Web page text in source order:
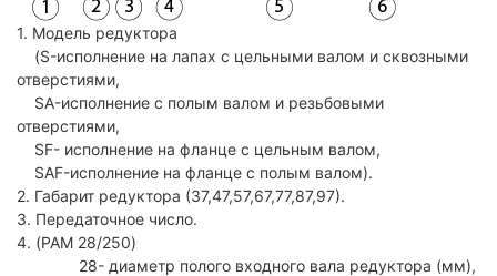
1. Модель редуктора
(S-исполнение на лапах с цельными валом и сквозными
отверстиями,
SA-исполнение с полым валом и резьбовыми
отверстиями,
SF- исполнение на фланце с цельным валом,
SAF-исполнение на фланце с полым валом).
2. Габарит редуктора (37,47,57,67,77,87,97).
3. Передаточное число.
4. (PAM 28/250)
28- диаметр полого входного вала редуктора (мм),